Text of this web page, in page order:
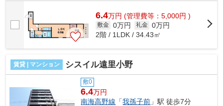
6.4万円 (管理費等：5,000円 )
敷金 0万円 礼金 0万円
2階 / 1LDK / 34.43㎡
賃貸 | マンション シスイル遠里小野
敷0
6.4万円
南海高野線 「我孫子前 」駅 徒歩7分